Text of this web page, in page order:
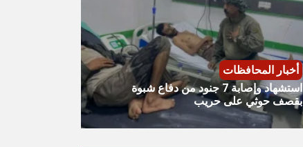
أخبار المحافظات
استشهاد وإصابة 7 جنود من دفاع شبوة
بقصف حوثي على حريب